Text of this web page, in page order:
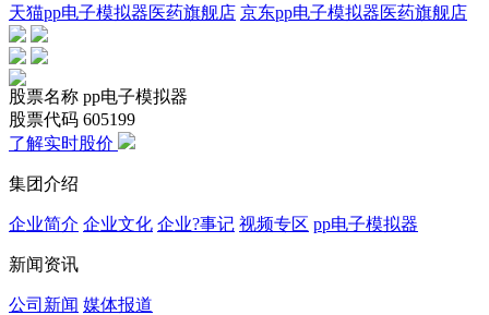
天猫pp电子模拟器医药旗舰店 京东pp电子模拟器医药旗舰店
股票名称 pp电子模拟器
股票代码 605199
了解实时股价
集团介绍
企业简介 企业文化 企业?事记 视频专区 pp电子模拟器
新闻资讯
公司新闻 媒体报道